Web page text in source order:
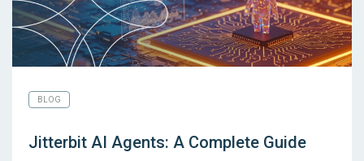
BLOG
Jitterbit AI Agents: A Complete Guide